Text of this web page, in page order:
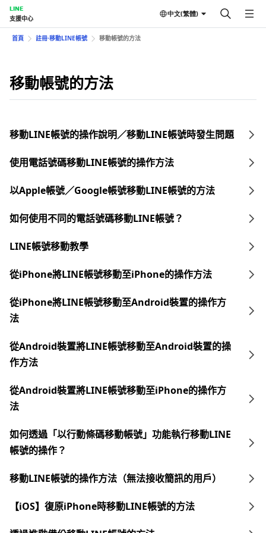
LINE
支援中心
中文(繁體)
首頁 註冊⋅移動LINE帳號 移動帳號的方法
移動帳號的方法
移動LINE帳號的操作說明／移動LINE帳號時發生問題
使用電話號碼移動LINE帳號的操作方法
以Apple帳號／Google帳號移動LINE帳號的方法
如何使用不同的電話號碼移動LINE帳號？
LINE帳號移動教學
從iPhone將LINE帳號移動至iPhone的操作方法
從iPhone將LINE帳號移動至Android裝置的操作方
法
從Android裝置將LINE帳號移動至Android裝置的操
作方法
從Android裝置將LINE帳號移動至iPhone的操作方
法
如何透過「以行動條碼移動帳號」功能執行移動LINE
帳號的操作？
移動LINE帳號的操作方法（無法接收簡訊的用戶）
【iOS】復原iPhone時移動LINE帳號的方法